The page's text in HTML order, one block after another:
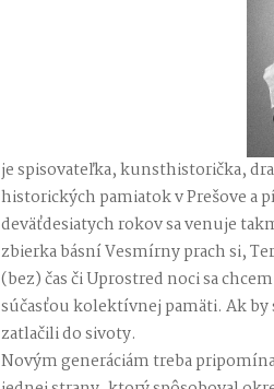
je spisovateľka, kunsthistorička,
historických pamiatok v Prešove a
deväťdesiatych rokov sa venuje
zbierka básní Vesmírny prach si,
(bez) čas či Uprostred noci sa
súčasťou kolektívnej pamäti. Ak
zatlačili do sivoty.
Novým generáciám treba